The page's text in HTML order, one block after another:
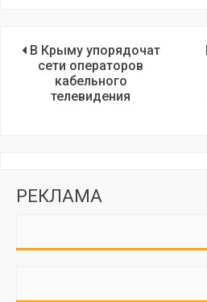
В Крыму упорядочат
сети операторов
кабельного
телевидения
РЕКЛАМА